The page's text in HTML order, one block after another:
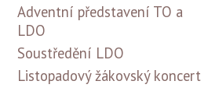
Adventní představení TO a
LDO
Soustředění LDO
Listopadový žákovský koncert